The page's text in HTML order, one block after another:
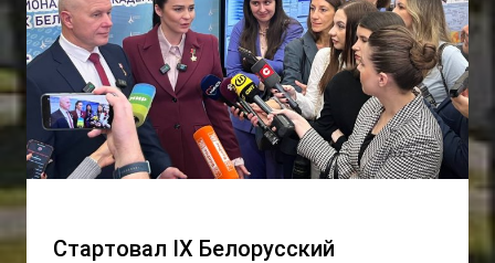
Стартовал IX Белорусский